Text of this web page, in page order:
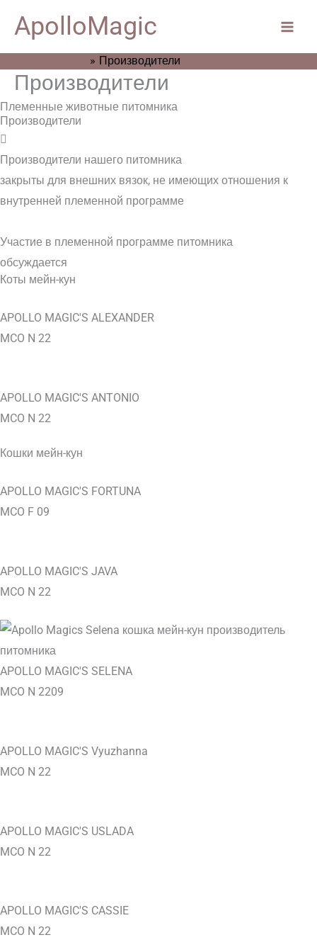
содержимому
ApolloMagic
Производители
Производители
Племенные животные питомника
Производители
Производители нашего питомника
закрыты для внешних вязок, не имеющих отношения к
внутренней племенной программе
Участие в племенной программе питомника
обсуждается
Коты мейн-кун
APOLLO MAGIC'S ALEXANDER
MCO N 22
APOLLO MAGIC'S ANTONIO
MCO N 22
Кошки мейн-кун
APOLLO MAGIC'S FORTUNA
MCO F 09
APOLLO MAGIC'S JAVA
MCO N 22
APOLLO MAGIC'S SELENA
MCO N 2209
APOLLO MAGIC'S Vyuzhanna
MCO N 22
APOLLO MAGIC'S USLADA
MCO N 22
APOLLO MAGIC'S CASSIE
MCO N 22